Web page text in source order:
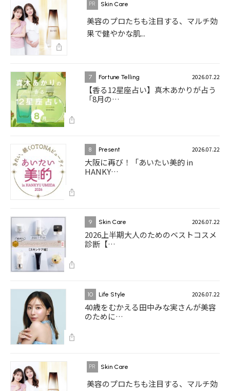
Skin Care
美容のプロたちも注目する、マルチ効
果で健やかな肌...
7 Fortune Telling 2026.07.22
【香る12星座占い】真木あかりが占う
「8月の…
8 Present 2026.07.22
大阪に再び！「あいたい美的 in
HANKY…
9 Skin Care 2026.07.22
2026上半期大人のためのベストコスメ
診断【…
10 Life Style 2026.07.22
40歳をむかえる田中みな実さんが美容
のために…
Skin Care
美容のプロたちも注目する、マルチ効